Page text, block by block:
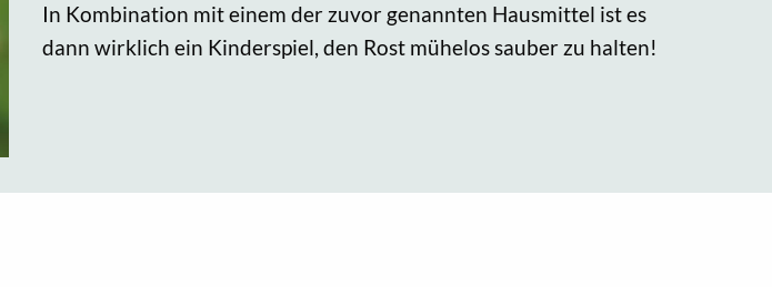
In Kombination mit einem der zuvor genannten Hausmittel ist es
dann wirklich ein Kinderspiel, den Rost mühelos sauber zu halten!